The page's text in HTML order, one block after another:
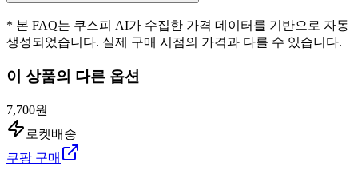
* 본 FAQ는 쿠스피 AI가 수집한 가격 데이터를 기반으로 자동
생성되었습니다. 실제 구매 시점의 가격과 다를 수 있습니다.
이 상품의 다른 옵션
7,700원
로켓배송
쿠팡 구매